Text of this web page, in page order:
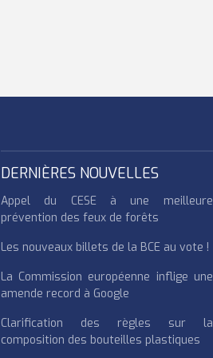
DERNIÈRES NOUVELLES
Appel du CESE à une meilleure
prévention des feux de forêts
Les nouveaux billets de la BCE au vote !
La Commission européenne inflige une
amende record à Google
Clarification des règles sur la
composition des bouteilles plastiques